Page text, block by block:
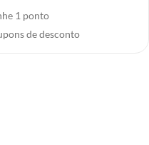
1 ponto
de desconto